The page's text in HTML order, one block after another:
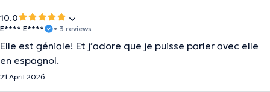
10.0
E**** E**** • 3 reviews
Elle est géniale! Et j’adore que je puisse parler avec elle
en espagnol.
21 April 2026